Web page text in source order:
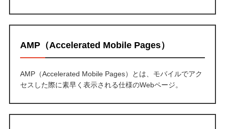
AMP（Accelerated Mobile Pages）
AMP（Accelerated Mobile Pages）とは、モバイルでアク
セスした際に素早く表示される仕様のWebページ。